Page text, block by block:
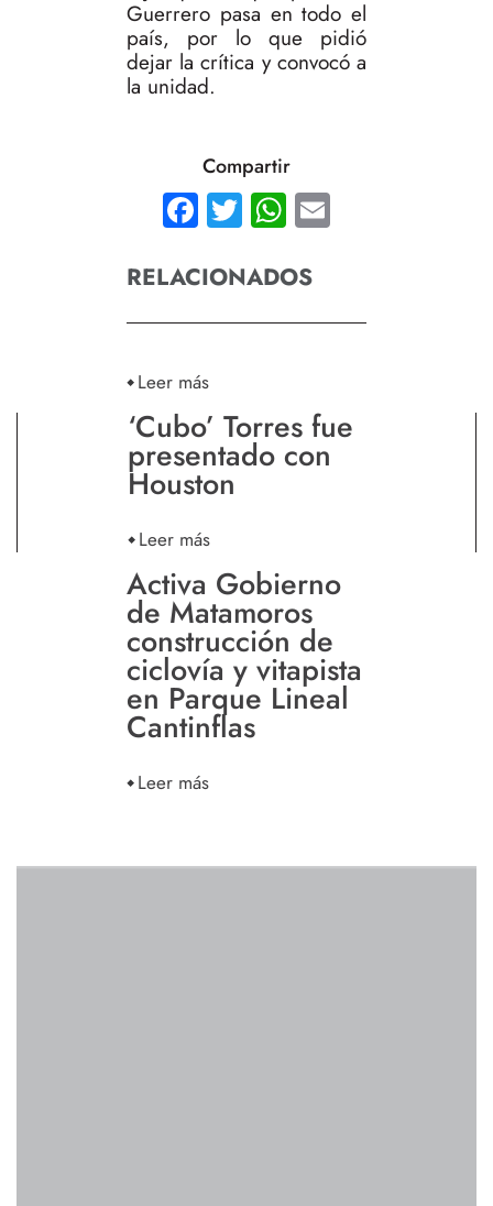
Guerrero pasa en todo el
país, por lo que pidió
dejar la crítica y convocó a
la unidad.
Compartir
Facebook
TwitterWhatsApp
RELACIONADOS
Leer más
‘Cubo’ Torres fue
presentado con
Houston
Leer más
Activa Gobierno
de Matamoros
construcción de
ciclovía y vitapista
en Parque Lineal
Cantinflas
Leer más